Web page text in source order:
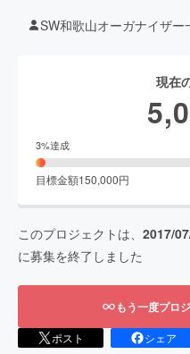
SW和歌山オーガナイザー
現在
3%達成
目標金額150,000円
このプロジェクトは、 2017/
に募集を終了しました
もう一度プロ
ポスト シェア